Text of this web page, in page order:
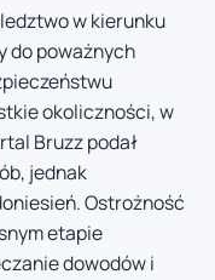
w kierunku
do poważnych
okoliczności, w
Bruzz podał
jednak
Ostrożność
etapie
dowodów i